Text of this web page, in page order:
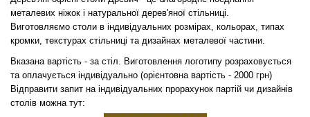
металевих ніжок і натуральної дерев'яної стільниці.
Виготовляємо столи в індивідуальних розмірах, кольорах, типах
кромки, текстурах стільниці та дизайнах металевої частини.
Вказана вартість - за стіл. Виготовлення логотипу розраховується
та оплачується індивідуально (орієнтовна вартість - 2000 грн)
Відправити запит на індивідуальних прорахунок партій чи дизайнів
столів можна тут: